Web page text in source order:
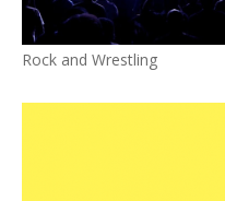
Rock and Wrestling